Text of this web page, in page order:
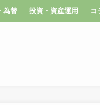
為替 投資・資産運用 コ